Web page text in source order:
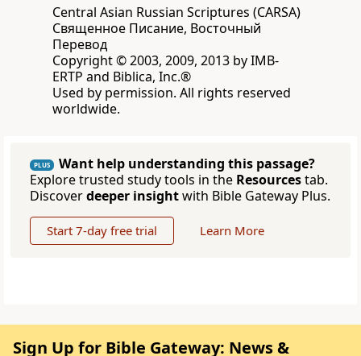
Central Asian Russian Scriptures (CARSA)
Священное Писание, Восточный
Перевод
Copyright © 2003, 2009, 2013 by IMB-
ERTP and Biblica, Inc.®
Used by permission. All rights reserved
worldwide.
PLUS
Want help understanding this passage?
Explore trusted study tools in the Resourcestab.
Discoverdeeper insightwith Bible Gateway Plus.
Start 7-day free trial Learn More
Sign Up for Bible Gateway: News &